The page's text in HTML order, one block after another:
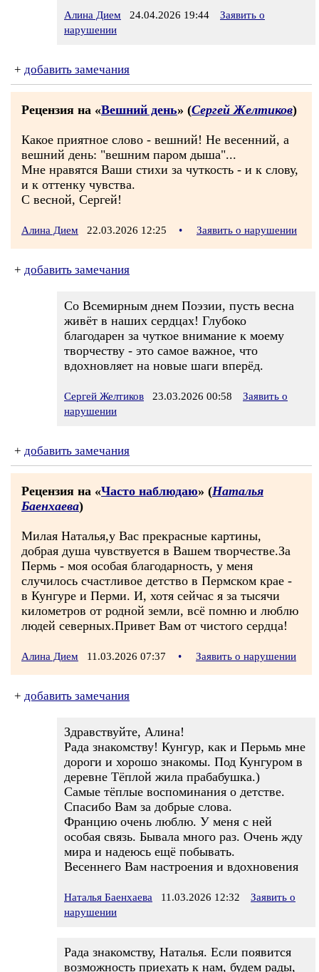
Алина Дием 24.04.2026 19:44
Заявить о
нарушении
+ добавить замечания
Рецензия на «Вешний день» (Сергей Желтиков)
Какое приятное слово - вешний! Не весенний, а
вешний день: "вешним паром дыша"...
Мне нравятся Ваши стихи за чуткость - и к слову,
и к оттенку чувства.
С весной, Сергей!
Алина Дием 22.03.2026 12:25 • Заявить о нарушении
+ добавить замечания
Со Всемирным днем Поэзии, пусть весна
живёт в наших сердцах! Глубоко
благодарен за чуткое внимание к моему
творчеству - это самое важное, что
вдохновляет на новые шаги вперёд.
Сергей Желтиков 23.03.2026 00:58
Заявить о
нарушении
+ добавить замечания
Рецензия на «Часто наблюдаю» (Наталья
Баенхаева)
Милая Наталья,у Вас прекрасные картины,
добрая душа чувствуется в Вашем творчестве.За
Пермь - моя особая благодарность, у меня
случилось счастливое детство в Пермском крае -
в Кунгуре и Перми. И, хотя сейчас я за тысячи
километров от родной земли, всё помню и люблю
людей северных.Привет Вам от чистого сердца!
Алина Дием 11.03.2026 07:37 • Заявить о нарушении
+ добавить замечания
Здравствуйте, Алина!
Рада знакомству! Кунгур, как и Перьмь мне
дороги и хорошо знакомы. Под Кунгуром в
деревне Тёплой жила прабабушка.)
Самые тёплые воспоминания о детстве.
Спасибо Вам за добрые слова.
Францию очень люблю. У меня с ней
особая связь. Бывала много раз. Очень жду
мира и надеюсь ещё побывать.
Весеннего Вам настроения и вдохновения
Наталья Баенхаева 11.03.2026 12:32
Заявить о
нарушении
Рада знакомству, Наталья. Если появится
возможность приехать к нам, будем рады,